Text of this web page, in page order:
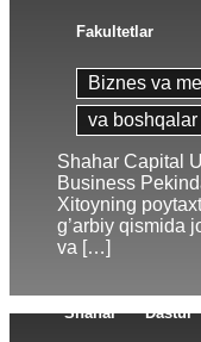
Fakultetlar
Biznes va
va boshqalar
Shahar Capital
Business
Xitoyning
g’arbiy qismida
va […]
Shahar Dastur